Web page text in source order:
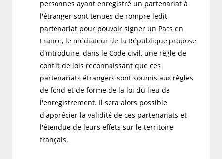
personnes ayant enregistré un partenariat à
l'étranger sont tenues de rompre ledit
partenariat pour pouvoir signer un Pacs en
France, le médiateur de la République propose
d'introduire, dans le Code civil, une règle de
conflit de lois reconnaissant que ces
partenariats étrangers sont soumis aux règles
de fond et de forme de la loi du lieu de
l'enregistrement. Il sera alors possible
d'apprécier la validité de ces partenariats et
l'étendue de leurs effets sur le territoire
français.